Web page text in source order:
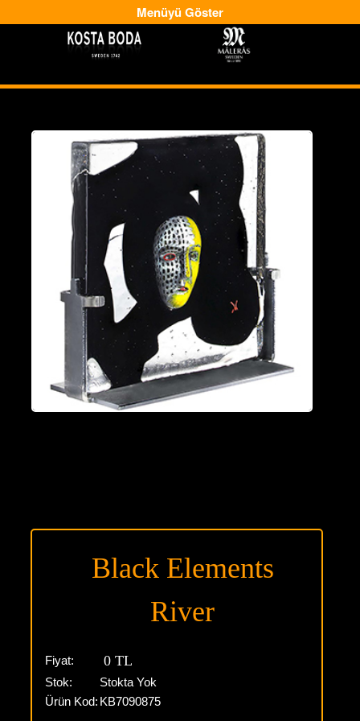
Menüyü Göster
Black Elements
River
Fiyat: 0 TL
Stok:
Stokta Yok
Ürün Kod: KB7090875